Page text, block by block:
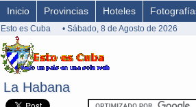
La Habana
La Habana
Inicio Provincias Hoteles
Esto es Cuba • Sábado, 8 de Agosto de 2026